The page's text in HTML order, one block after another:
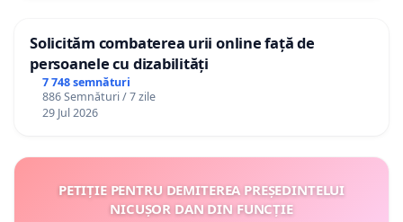
Solicităm combaterea urii online față de
persoanele cu dizabilități
7 748 semnături
886 Semnături / 7 zile
29 Jul 2026
PETIȚIE PENTRU DEMITEREA PREȘEDINTELUI
NICUȘOR DAN DIN FUNCȚIE